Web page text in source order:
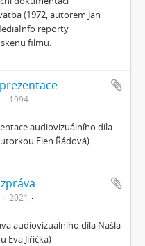
(1972, autorem Jan
reporty
filmu.
1994
audiovizuálního díla
Elen Řádová)
2021
audiovizuálního díla Našla
Eva Jiřička)